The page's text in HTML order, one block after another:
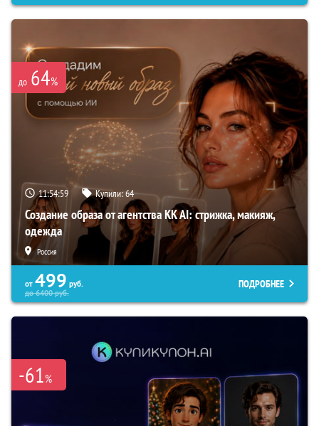
до 64%
11:54:58 Купили:64
Создание образа от агентства KK AI: стрижка, макияж,
одежда
Россия
от 499 руб.
до6400руб.
ПОДРОБНЕЕ
-61%